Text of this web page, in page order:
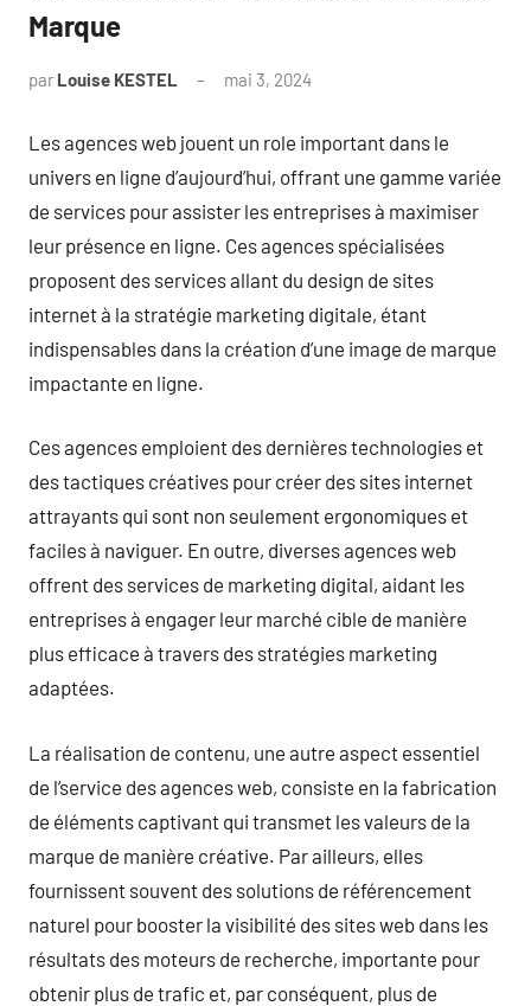
Marque
par Louise KESTEL mai 3, 2024
Les agences web jouent un role important dans le
univers en ligne d’aujourd’hui, offrant une gamme variée
de services pour assister les entreprises à maximiser
leur présence en ligne. Ces agences spécialisées
proposent des services allant du design de sites
internet à la stratégie marketing digitale, étant
indispensables dans la création d’une image de marque
impactante en ligne.
Ces agences emploient des dernières technologies et
des tactiques créatives pour créer des sites internet
attrayants qui sont non seulement ergonomiques et
faciles à naviguer. En outre, diverses agences web
offrent des services de marketing digital, aidant les
entreprises à engager leur marché cible de manière
plus efficace à travers des stratégies marketing
adaptées.
La réalisation de contenu, une autre aspect essentiel
de l’service des agences web, consiste en la fabrication
de éléments captivant qui transmet les valeurs de la
marque de manière créative. Par ailleurs, elles
fournissent souvent des solutions de référencement
naturel pour booster la visibilité des sites web dans les
résultats des moteurs de recherche, importante pour
obtenir plus de trafic et, par conséquent, plus de